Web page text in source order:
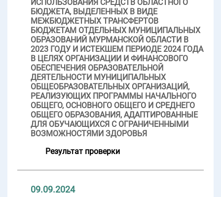
ИСПОЛЬЗОВАНИЯ СРЕДСТВ ОБЛАСТНОГО
БЮДЖЕТА, ВЫДЕЛЕННЫХ В ВИДЕ
МЕЖБЮДЖЕТНЫХ ТРАНСФЕРТОВ
БЮДЖЕТАМ ОТДЕЛЬНЫХ МУНИЦИПАЛЬНЫХ
ОБРАЗОВАНИЙ МУРМАНСКОЙ ОБЛАСТИ В
2023 ГОДУ И ИСТЕКШЕМ ПЕРИОДЕ 2024 ГОДА
В ЦЕЛЯХ ОРГАНИЗАЦИИ И ФИНАНСОВОГО
ОБЕСПЕЧЕНИЯ ОБРАЗОВАТЕЛЬНОЙ
ДЕЯТЕЛЬНОСТИ МУНИЦИПАЛЬНЫХ
ОБЩЕОБРАЗОВАТЕЛЬНЫХ ОРГАНИЗАЦИЙ,
РЕАЛИЗУЮЩИХ ПРОГРАММЫ НАЧАЛЬНОГО
ОБЩЕГО, ОСНОВНОГО ОБЩЕГО И СРЕДНЕГО
ОБЩЕГО ОБРАЗОВАНИЯ, АДАПТИРОВАННЫЕ
ДЛЯ ОБУЧАЮЩИХСЯ С ОГРАНИЧЕННЫМИ
ВОЗМОЖНОСТЯМИ ЗДОРОВЬЯ
Результат проверки
09.09.2024